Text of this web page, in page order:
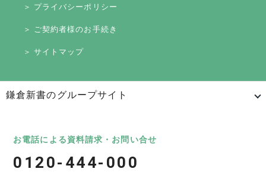
＞ プライバシーポリシー
＞ ご契約者様のお手続き
＞ サイトマップ
鎌倉新書のグループサイト
いいお墓 Life.（ライフドット） いいお墓-永代供養墓版
いいお墓-ペット霊園版 樹木葬なび
お電話による資料請求・お問い合せ
0120-444-000